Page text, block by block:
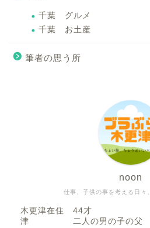
千葉 グルメ
千葉 お土産
筆者の思う所
仕事、子供の事を考える日々
noon
木更津在住 44才 生ま
津 二人の男